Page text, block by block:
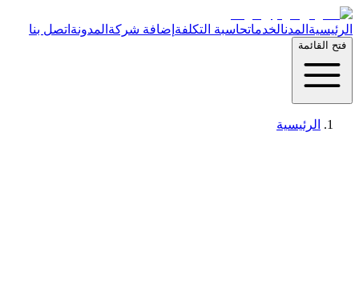
الرئيسية المدنالخدماتحاسبة التكلفة إضافة شركة المدونة اتصل بنا
فتح القائمة
الرئيسية